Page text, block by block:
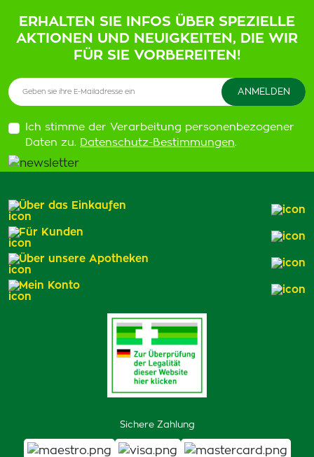
ERHALTEN SIE INFOS ÜBER SPEZIELLE
AKTIONEN UND NEUIGKEITEN, DIE WIR
FÜR SIE VORBEREITEN!
Ich stimme der Verarbeitung personenbezogener
Daten zu. Datenschutz-Bestimmungen.
Sichere Zahlung
Über das Einkaufen
Für Kunden
Über unsere Apotheken
Mein Konto